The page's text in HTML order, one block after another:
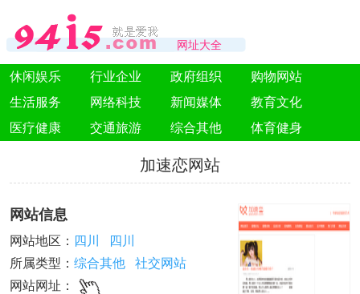
网址大全
休闲娱乐 行业企业 政府组织
购物网站
生活服务
网络科技 新闻媒体
教育文化
医疗健康
交通旅游 综合其他 体育健身
加速恋网站
网站信息
网站地区： 四川
四川
所属类型： 综合其他
社交网站
网站网址：